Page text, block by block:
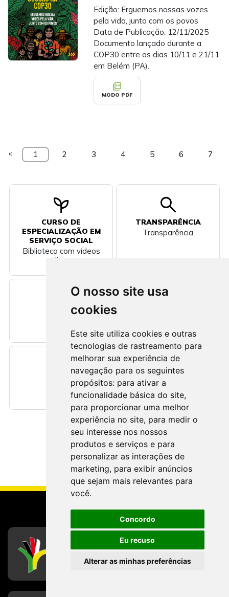
O nosso site usa
cookies
Este site utiliza cookies e outras
tecnologias de rastreamento para
melhorar sua experiência de
navegação para os seguintes
propósitos: para ativar a
funcionalidade básica do site,
para proporcionar uma melhor
experiência no site, para medir o
seu interesse nos nossos
produtos e serviços e para
personalizar as interações de
marketing, para exibir anúncios
que sejam mais relevantes para
você.
Concordo
Eu recuso
Alterar as minhas preferências
Edição: Erguemos nossas vozes
pela vida, junto com os povos
Data de Publicação: 12/11/2025
Documento lançado durante a
COP30 entre os dias 10/11 e 21/11
em Belém (PA).
picture_as_pdf
MODO PDF
« 1 2 3 4 5 6 7
psychiatry
CURSO DE
ESPECIALIZAÇÃO EM
SERVIÇO SOCIAL
Biblioteca com vídeos
e livros
search
TRANSPARÊNCIA
Transparência
newspaper
NOTÍCIA
volume_up
call
CONTATO
Contato
Conselho Federal de Serviço Social